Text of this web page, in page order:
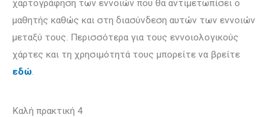
χαρτογράφηση των εννοιών που θα αντιμετωπίσει ο
μαθητής καθώς και στη διασύνδεση αυτών των εννοιών
μεταξύ τους. Περισσότερα για τους εννοιολογικούς
χάρτες και τη χρησιμότητά τους μπορείτε να βρείτε
εδώ.
Καλή πρακτική 4